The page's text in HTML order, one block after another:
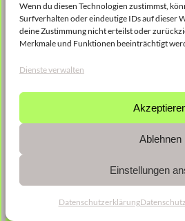
Wenn du diesen Technologien zustimmst,
Surfverhalten oder eindeutige IDs auf dieser
deine Zustimmung nicht erteilst oder
Merkmale und Funktionen beeinträchtigt
Dienste verwalten
Ablehnen
Einstellungen
Datenschutzerklärung